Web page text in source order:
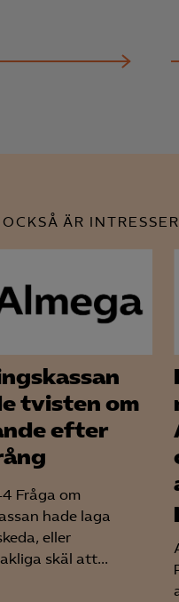
ÄR
tvisten om
efter
Fråga om
hade laga
eller
skäl att...